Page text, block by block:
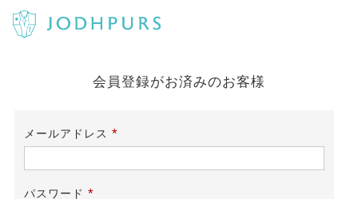
会員登録がお済みのお客様
メールアドレス
須)
パスワード